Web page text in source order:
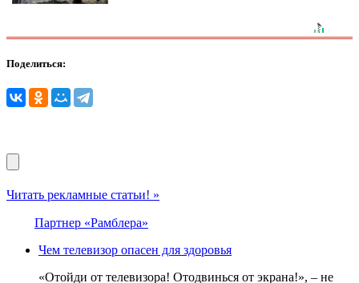
Поделиться:
Читать рекламные статьи! »
Партнер «Рамблера»
Чем телевизор опасен для здоровья
«Отойди от телевизора! Отодвинься от экрана!», – не